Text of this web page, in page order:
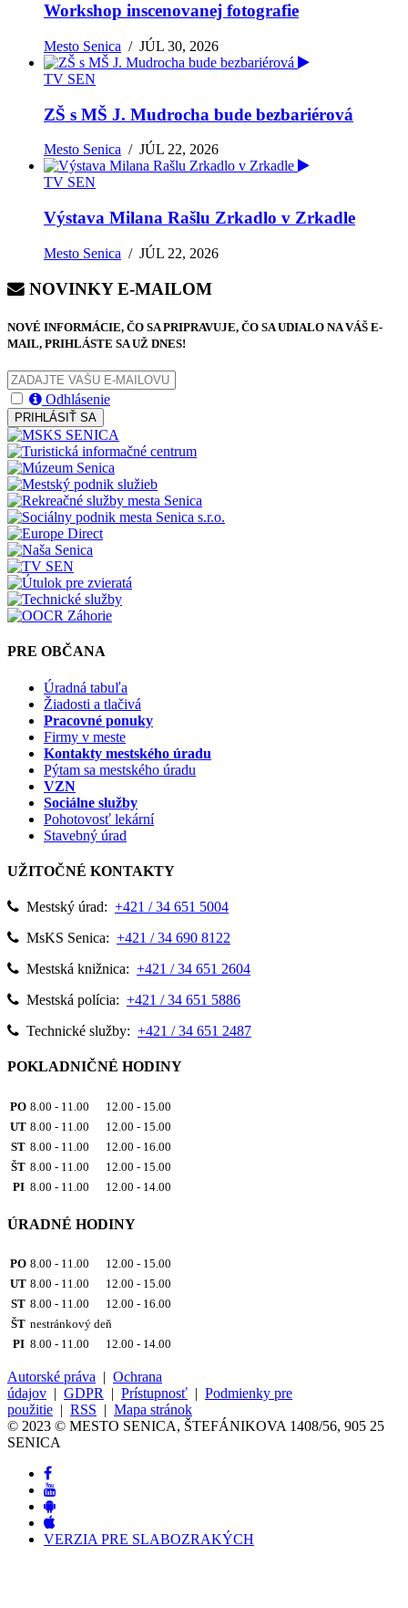
Workshop inscenovanej fotografie
Mesto Senica /JÚL 30, 2026
TV SEN
ZŠ s MŠ J. Mudrocha bude bezbariérová
Mesto Senica /JÚL 22, 2026
TV SEN
Výstava Milana Rašlu Zrkadlo v Zrkadle
Mesto Senica /JÚL 22, 2026
NOVINKY E-MAILOM
NOVÉ INFORMÁCIE, ČO SA PRIPRAVUJE, ČO SA UDIALO NA VÁŠ E-
MAIL, PRIHLÁSTE SA UŽ DNES!
Odhlásenie
PRIHLÁSIŤ SA
PRE OBČANA
Úradná tabuľa
Žiadosti a tlačivá
Pracovné ponuky
Firmy v meste
Kontakty mestského úradu
Pýtam sa mestského úradu
VZN
Sociálne služby
Pohotovosť lekární
Stavebný úrad
UŽITOČNÉ KONTAKTY
Mestský úrad: +421 / 34 651 5004
MsKS Senica: +421 / 34 690 8122
Mestská knižnica: +421 / 34 651 2604
Mestská polícia: +421 / 34 651 5886
Technické služby: +421 / 34 651 2487
POKLADNIČNÉ HODINY
PO 8.00 - 11.00 12.00 - 15.00
UT 8.00 - 11.00 12.00 - 15.00
ST 8.00 - 11.00 12.00 - 16.00
ŠT 8.00 - 11.00 12.00 - 15.00
PI 8.00 - 11.00 12.00 - 14.00
ÚRADNÉ HODINY
PO 8.00 - 11.00 12.00 - 15.00
UT 8.00 - 11.00 12.00 - 15.00
ST 8.00 - 11.00 12.00 - 16.00
ŠT nestránkový deň
PI 8.00 - 11.00 12.00 - 14.00
Autorské práva | Ochrana
údajov | GDPR | Prístupnosť | Podmienky pre
použitie | RSS | Mapa stránok
© 2023 © MESTO SENICA, ŠTEFÁNIKOVA 1408/56, 905 25
SENICA
VERZIA PRE SLABOZRAKÝCH